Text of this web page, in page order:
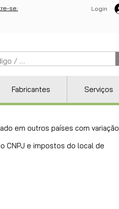
se: Login
Fabricantes Serviços
em outros países com variação
CNPJ e impostos do local de